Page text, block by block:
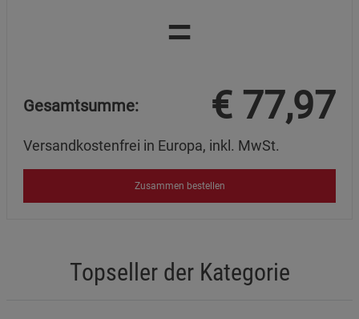
=
Gesamtsumme: € 77,97
Versandkostenfrei in Europa, inkl. MwSt.
Zusammen bestellen
Topseller der Kategorie